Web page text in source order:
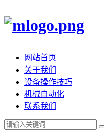
网站首页
关于我们
设备操作技巧
机械自动化
联系我们